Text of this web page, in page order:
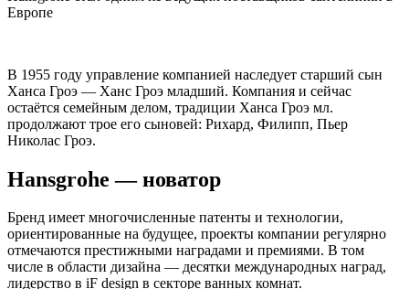
Европе
В 1955 году управление компанией наследует старший сын
Ханса Гроэ — Ханс Гроэ младший. Компания и сейчас
остаётся семейным делом, традиции Ханса Гроэ мл.
продолжают трое его сыновей: Рихард, Филипп, Пьер
Николас Гроэ.
Hansgrohe — новатор
Бренд имеет многочисленные патенты и технологии,
ориентированные на будущее, проекты компании регулярно
отмечаются престижными наградами и премиями. В том
числе в области дизайна — десятки международных наград,
лидерство в iF design в секторе ванных комнат.